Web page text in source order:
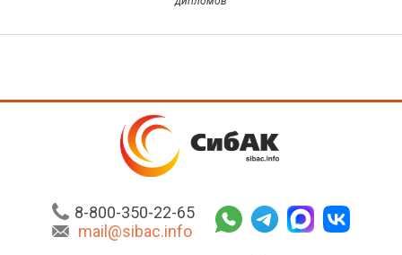
8-800-350-22-65
mail@sibac.info